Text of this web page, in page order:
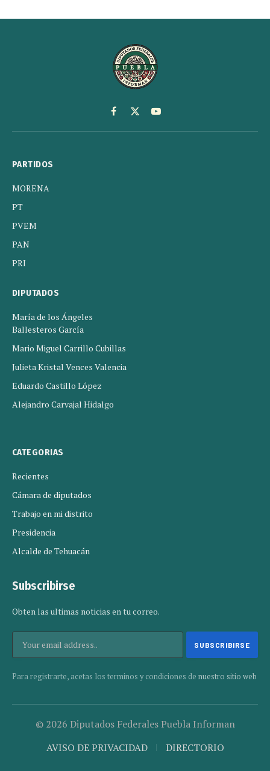
Facebook
X
(Twitter)
YouTube
PARTIDOS
MORENA
PT
PVEM
PAN
PRI
DIPUTADOS
María de los Ángeles
Ballesteros García
Mario Miguel Carrillo Cubillas
Julieta Kristal Vences Valencia
Eduardo Castillo López
Alejandro Carvajal Hidalgo
CATEGORIAS
Recientes
Cámara de diputados
Trabajo en mi distrito
Presidencia
Alcalde de Tehuacán
Subscribirse
Obten las ultimas noticias en tu correo.
Para registrarte, acetas los terminos y condiciones de nuestro sitio web
© 2026 Diputados Federales Puebla Informan
AVISO DE PRIVACIDAD
DIRECTORIO